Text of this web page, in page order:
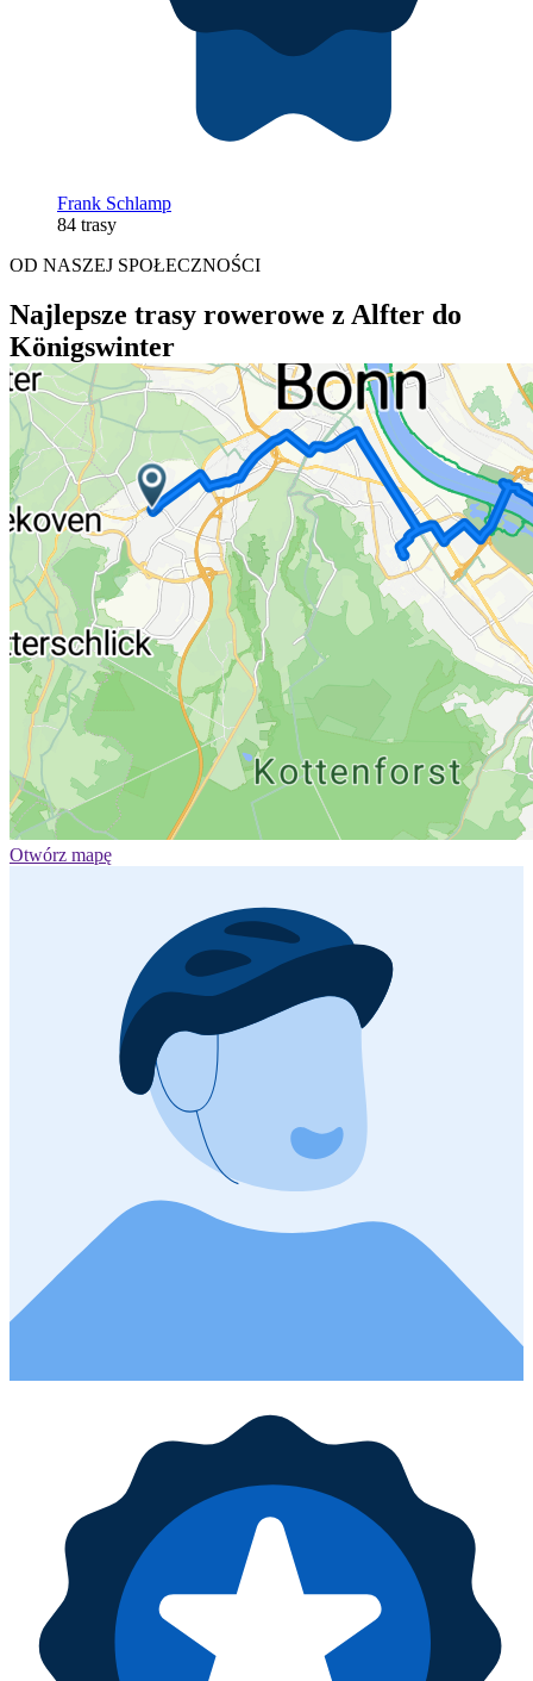
Frank Schlamp
84 trasy
OD NASZEJ SPOŁECZNOŚCI
Najlepsze trasy rowerowe z Alfter do
Königswinter
Otwórz mapę